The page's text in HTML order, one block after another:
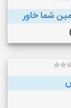
شما خاور